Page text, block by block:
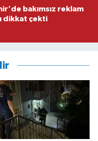
bakımsız reklam
dikkat çekti